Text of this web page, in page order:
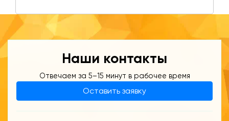
Наши контакты
Отвечаем за 5–15 минут в рабочее время
Оставить заявку